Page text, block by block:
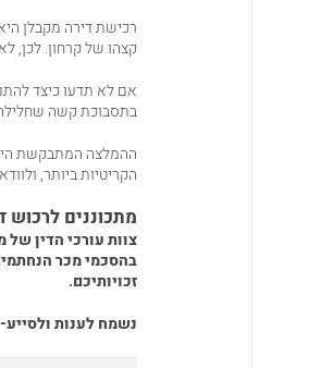
רכישת דירה מקבלן
קצהו של קרחון. לכן,
אם לא תדעו כיצד
בתסבוכת קשה
ההמלצה המתבקשת היא
הקריטיות ביותר,
מתכוננים
צוות עורכי הדין
בהסכמי מכר
זכויותיכם.
נשמח לענות ולסייע-